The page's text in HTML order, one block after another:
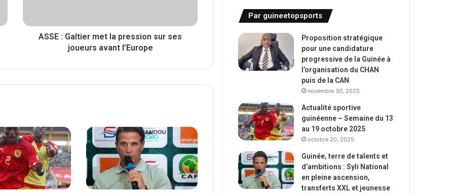
ASSE : Galtier met la pression sur ses
joueurs avant l’Europe
Par guineetopsports
Proposition stratégique
pour une candidature
progressive de la Guinée à
l’organisation du CHAN
puis de la CAN
novembre 30, 2025
Actualité sportive
guinéenne – Semaine du 13
au 19 octobre 2025
octobre 20, 2025
Guinée, terre de talents et
d’ambitions : Syli National
en pleine ascension,
transferts XXL et jeunesse